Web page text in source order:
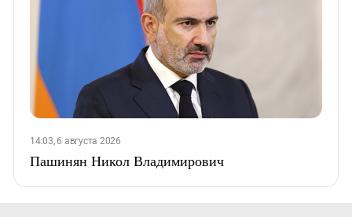
14:03, 6 августа 2026
Пашинян Никол Владимирович